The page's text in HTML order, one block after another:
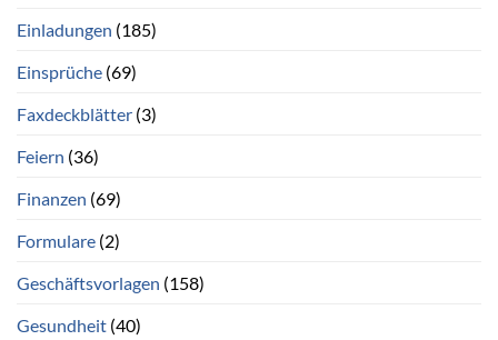
Einladungen (185)
Einsprüche (69)
Faxdeckblätter (3)
Feiern (36)
Finanzen (69)
Formulare (2)
Geschäftsvorlagen (158)
Gesundheit (40)